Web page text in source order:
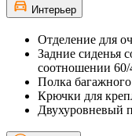
Интерьер
Отделение для
Задние сиденья
соотношении 60/
Полка
Крючки для
Двухуровневый